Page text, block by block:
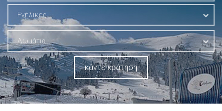
Ενήλικες
Δωμάτια
κάντε κράτηση